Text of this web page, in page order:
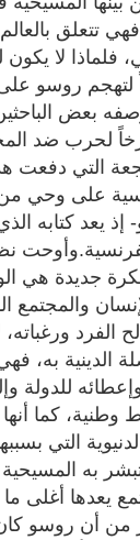
تتعلق
لا يكون
روسو على
بعض
لحرب ضد
التي دفعت
على وحي من
إذ يعد كتابه
جديدة هي
والمجتمع
ورغباته،
الدينية به،
للدولة
وطنية، كما
التي
به المسيحية
يعدها أغلى
من أن روسو